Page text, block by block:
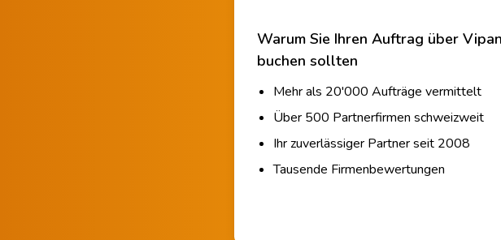
Warum Sie Ihren Auftrag über
buchen sollten
Mehr als 20'000 Aufträge vermittelt
Über 500 Partnerfirmen schweizweit
Ihr zuverlässiger Partner seit 2008
Tausende Firmenbewertungen